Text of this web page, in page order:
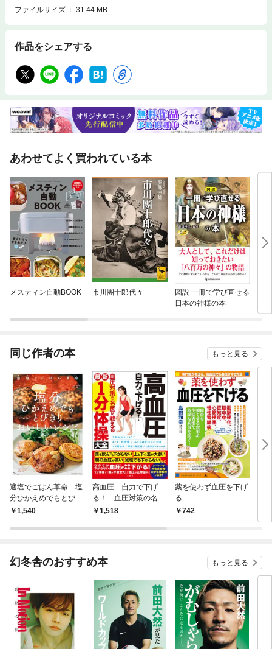
ファイルサイズ
31.44 MB
作品をシェアする
あわせてよく買われている本
メスティン自動BOOK 市川團十郎代々
図説 一冊で学び直せる
日本の神様の本
か
同じ作者の本 もっと見る
適塩でごはん革命 塩
分ひかえめでもとびき
りおいしいレシピ
1,540
高血圧 自力で下げ
る！ 血圧対策の名医
が教える 最新１分体
1,518
薬を使わず血圧を下げ
る
742
専
圧
幻冬舎のおすすめ本 もっと見る